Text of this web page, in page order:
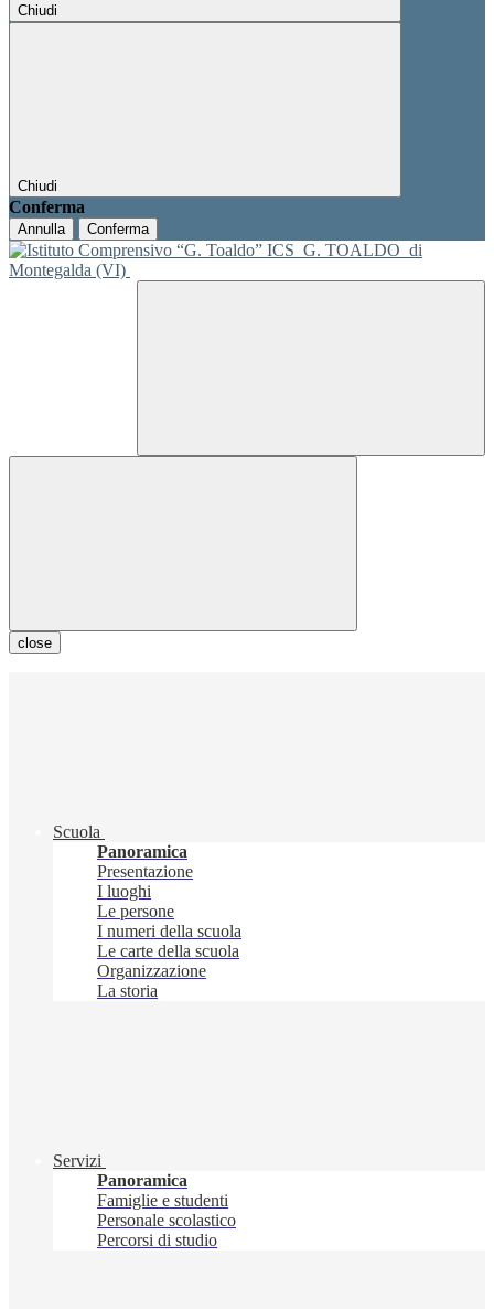
Chiudi
Chiudi
Conferma
Annulla Conferma
ICS G. TOALDO di
Montegalda (VI)
close
Scuola
Panoramica
Presentazione
I luoghi
Le persone
I numeri della scuola
Le carte della scuola
Organizzazione
La storia
Servizi
Panoramica
Famiglie e studenti
Personale scolastico
Percorsi di studio